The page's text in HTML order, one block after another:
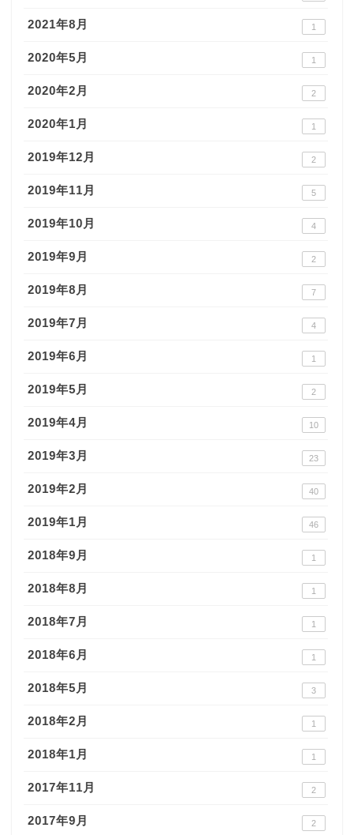
2021年8月 1
2020年5月 1
2020年2月 2
2020年1月 1
2019年12月 2
2019年11月 5
2019年10月 4
2019年9月 2
2019年8月 7
2019年7月 4
2019年6月 1
2019年5月 2
2019年4月 10
2019年3月 23
2019年2月 40
2019年1月 46
2018年9月 1
2018年8月 1
2018年7月 1
2018年6月 1
2018年5月 3
2018年2月 1
2018年1月 1
2017年11月 2
2017年9月 2